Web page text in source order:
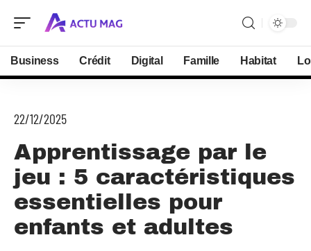
Business Crédit Digital Famille Habitat
22/12/2025
Apprentissage par le
jeu : 5 caractéristiques
essentielles pour
enfants et adultes